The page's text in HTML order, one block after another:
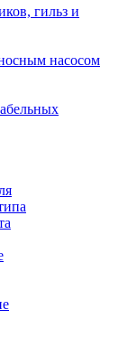
гильз и
насосом